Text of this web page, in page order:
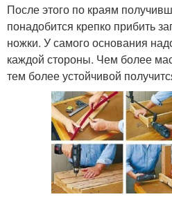
После этого по краям
понадобится крепко прибить
ножки. У самого основания
каждой стороны. Чем более
тем более устойчивой